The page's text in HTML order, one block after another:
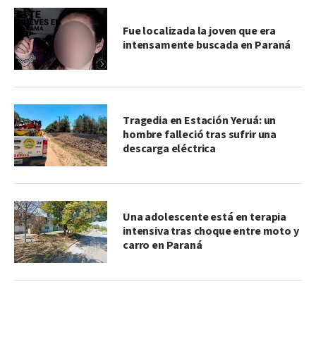
Fue localizada la joven que era
intensamente buscada en Paraná
Tragedia en Estación Yeruá: un
hombre falleció tras sufrir una
descarga eléctrica
Una adolescente está en terapia
intensiva tras choque entre moto y
carro en Paraná